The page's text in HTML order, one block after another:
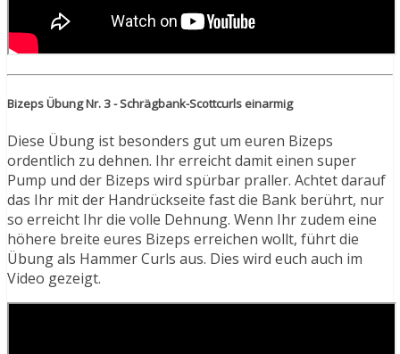
Bizeps Übung Nr. 3 - Schrägbank-Scottcurls einarmig
Diese Übung ist besonders gut um euren Bizeps
ordentlich zu dehnen. Ihr erreicht damit einen super
Pump und der Bizeps wird spürbar praller. Achtet darauf
das Ihr mit der Handrückseite fast die Bank berührt, nur
so erreicht Ihr die volle Dehnung. Wenn Ihr zudem eine
höhere breite eures Bizeps erreichen wollt, führt die
Übung als Hammer Curls aus. Dies wird euch auch im
Video gezeigt.